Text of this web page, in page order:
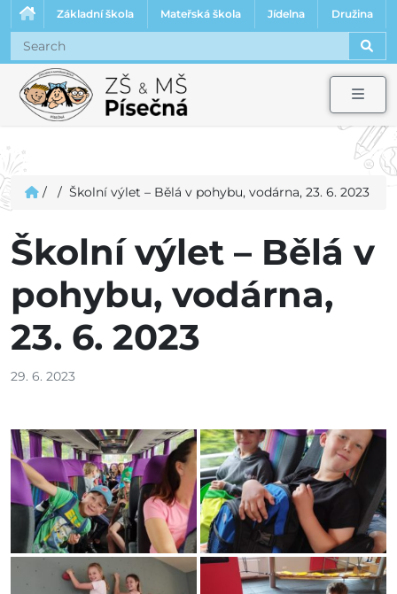
Základní škola Mateřská škola Jídelna Družina
/ / Školní výlet – Bělá v pohybu, vodárna, 23. 6. 2023
Školní výlet – Bělá v
pohybu, vodárna,
23. 6. 2023
29. 6. 2023